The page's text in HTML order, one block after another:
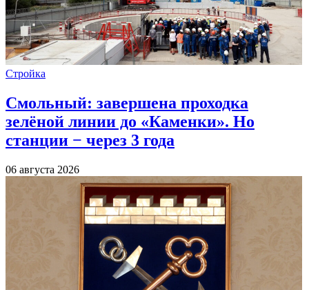
Стройка
Смольный: завершена проходка
зелёной линии до «Каменки». Но
станции − через 3 года
06 августа 2026